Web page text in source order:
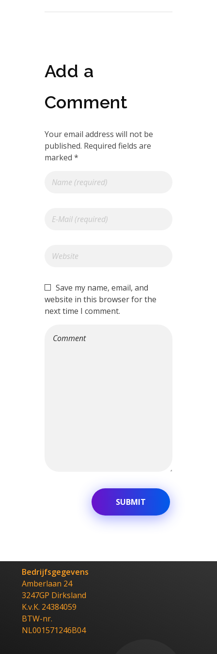
Add a
Comment
Your email address will not be
published. Required fields are
marked *
Save my name, email, and
website in this browser for the
next time I comment.
Bedrijfsgegevens
Amberlaan 24
3247GP Dirksland
K.v.K. 24384059
BTW-nr.
NL001571246B04